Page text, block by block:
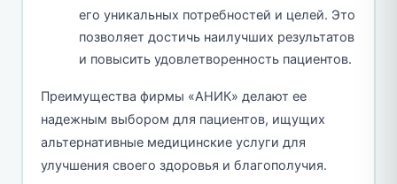
его уникальных потребностей и целей. Это
позволяет достичь наилучших результатов
и повысить удовлетворенность пациентов.
Преимущества фирмы «АНИК» делают ее
надежным выбором для пациентов, ищущих
альтернативные медицинские услуги для
улучшения своего здоровья и благополучия.